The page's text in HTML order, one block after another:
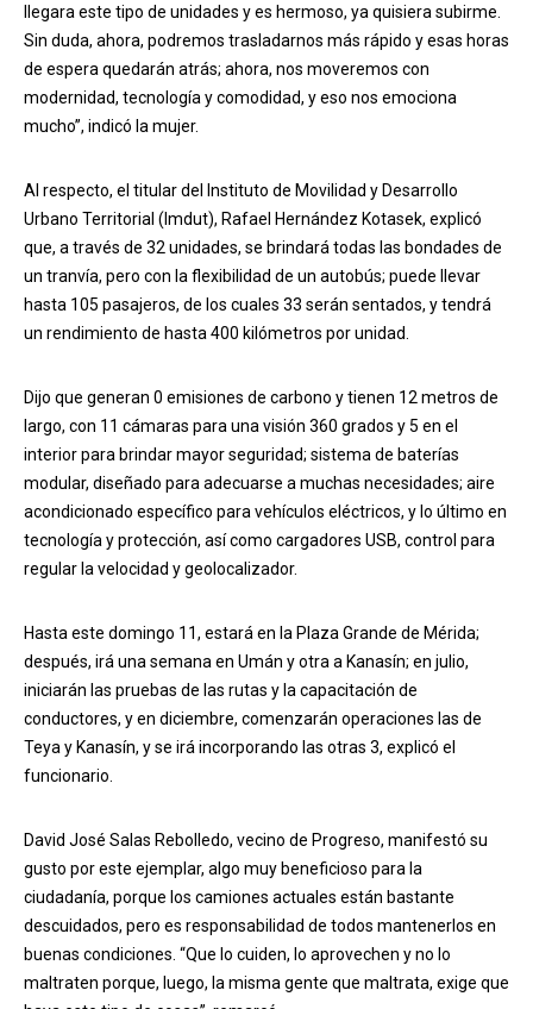
llegara este tipo de unidades y es hermoso, ya quisiera subirme.
Sin duda, ahora, podremos trasladarnos más rápido y esas horas
de espera quedarán atrás; ahora, nos moveremos con
modernidad, tecnología y comodidad, y eso nos emociona
mucho”, indicó la mujer.
Al respecto, el titular del Instituto de Movilidad y Desarrollo
Urbano Territorial (Imdut), Rafael Hernández Kotasek, explicó
que, a través de 32 unidades, se brindará todas las bondades de
un tranvía, pero con la flexibilidad de un autobús; puede llevar
hasta 105 pasajeros, de los cuales 33 serán sentados, y tendrá
un rendimiento de hasta 400 kilómetros por unidad.
Dijo que generan 0 emisiones de carbono y tienen 12 metros de
largo, con 11 cámaras para una visión 360 grados y 5 en el
interior para brindar mayor seguridad; sistema de baterías
modular, diseñado para adecuarse a muchas necesidades; aire
acondicionado específico para vehículos eléctricos, y lo último en
tecnología y protección, así como cargadores USB, control para
regular la velocidad y geolocalizador.
Hasta este domingo 11, estará en la Plaza Grande de Mérida;
después, irá una semana en Umán y otra a Kanasín; en julio,
iniciarán las pruebas de las rutas y la capacitación de
conductores, y en diciembre, comenzarán operaciones las de
Teya y Kanasín, y se irá incorporando las otras 3, explicó el
funcionario.
David José Salas Rebolledo, vecino de Progreso, manifestó su
gusto por este ejemplar, algo muy beneficioso para la
ciudadanía, porque los camiones actuales están bastante
descuidados, pero es responsabilidad de todos mantenerlos en
buenas condiciones. “Que lo cuiden, lo aprovechen y no lo
maltraten porque, luego, la misma gente que maltrata, exige que